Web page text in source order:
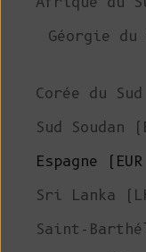
Géorgie
Corée du Sud
Sud Soudan
Espagne
Sri Lanka
Saint-